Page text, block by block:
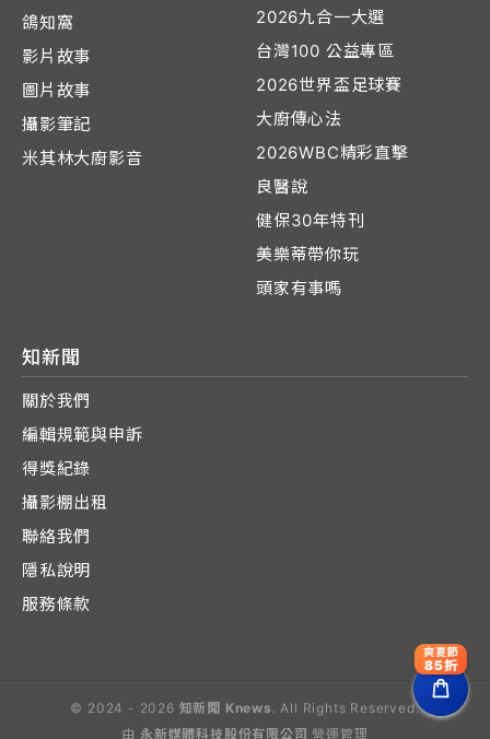
鴿知窩
影片故事
圖片故事
攝影筆記
米其林大廚影音
2026九合一大選
台灣100 公益專區
2026世界盃足球賽
大廚傳心法
2026WBC精彩直擊
良醫說
健保30年特刊
美樂蒂帶你玩
頭家有事嗎
知新聞
關於我們
編輯規範與申訴
得獎紀錄
攝影棚出租
聯絡我們
隱私說明
服務條款
© 2024 - 2026 知新聞 Knews . All Rights Reserved.
由 永新媒體科技股份有限公司 營運管理
爽夏節
85折